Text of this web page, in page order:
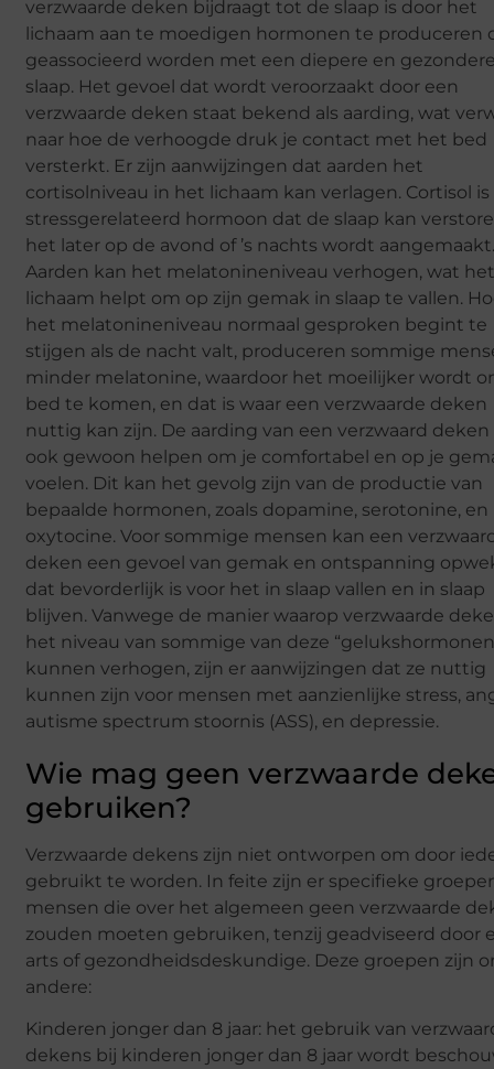
verzwaarde deken bijdraagt tot de slaap is door het
lichaam aan te moedigen hormonen te produceren
geassocieerd worden met een diepere en
slaap. Het gevoel dat wordt veroorzaakt door een
verzwaarde deken staat bekend als aarding, wat
naar hoe de verhoogde druk je contact met het bed
versterkt. Er zijn aanwijzingen dat aarden het
cortisolniveau in het lichaam kan verlagen. Cortisol
stressgerelateerd hormoon dat de slaap kan
het later op de avond of ’s nachts wordt
Aarden kan het melatonineniveau verhogen, wat
lichaam helpt om op zijn gemak in slaap te vallen.
het melatonineniveau normaal gesproken begint te
stijgen als de nacht valt, produceren sommige
minder melatonine, waardoor het moeilijker wordt
bed te komen, en dat is waar een verzwaarde deken
nuttig kan zijn. De aarding van een verzwaard
ook gewoon helpen om je comfortabel en op je
voelen. Dit kan het gevolg zijn van de productie van
bepaalde hormonen, zoals dopamine, serotonine, en
oxytocine. Voor sommige mensen kan een
deken een gevoel van gemak en ontspanning
dat bevorderlijk is voor het in slaap vallen en in slaap
blijven. Vanwege de manier waarop verzwaarde
het niveau van sommige van deze
kunnen verhogen, zijn er aanwijzingen dat ze nuttig
kunnen zijn voor mensen met aanzienlijke stress,
autisme spectrum stoornis (ASS), en depressie.
Wie mag geen verzwaarde
gebruiken?
Verzwaarde dekens zijn niet ontworpen om door
gebruikt te worden. In feite zijn er specifieke
mensen die over het algemeen geen verzwaarde
zouden moeten gebruiken, tenzij geadviseerd door
arts of gezondheidsdeskundige. Deze groepen zijn
andere:
Kinderen jonger dan 8 jaar: het gebruik van
dekens bij kinderen jonger dan 8 jaar wordt